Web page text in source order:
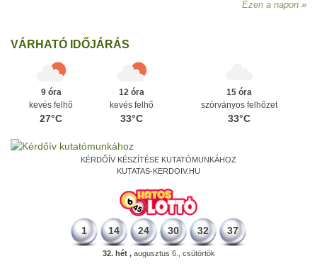
Ezen a napon
VÁRHATÓ IDŐJÁRÁS
9 óra
kevés felhő
27°C
12 óra
kevés felhő
33°C
15 óra
szórványos felhőzet
33°C
KÉRDŐÍV KÉSZÍTÉSE KUTATÓMUNKÁHOZ
KUTATAS-KERDOIV.HU
1 14 24 30 32 37
32. hét ,augusztus 6., csütörtök